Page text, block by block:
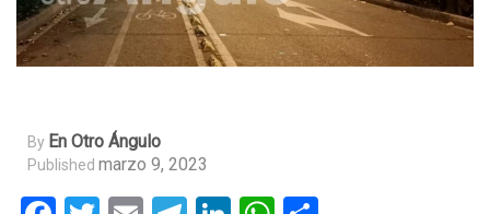
By En Otro Ángulo
Published marzo 9, 2023